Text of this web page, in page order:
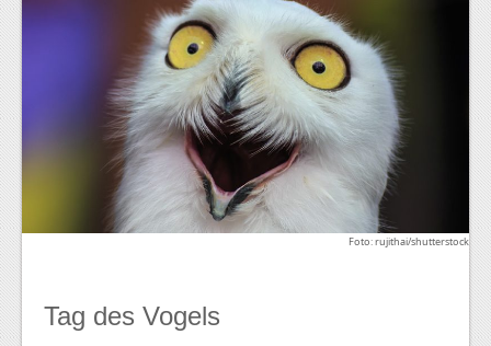
Foto: rujithai/shutterstock
Tag des Vogels